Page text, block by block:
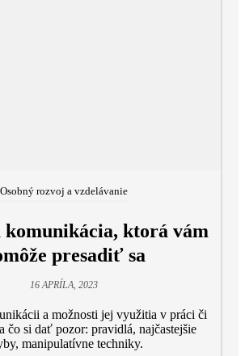
Osobný rozvoj a vzdelávanie
ktorá vám
presadiť sa
16 APRÍLA, 2023
a možnosti jej využitia v práci či
čo si dať pozor: pravidlá, najčastejšie
manipulatívne techniky.